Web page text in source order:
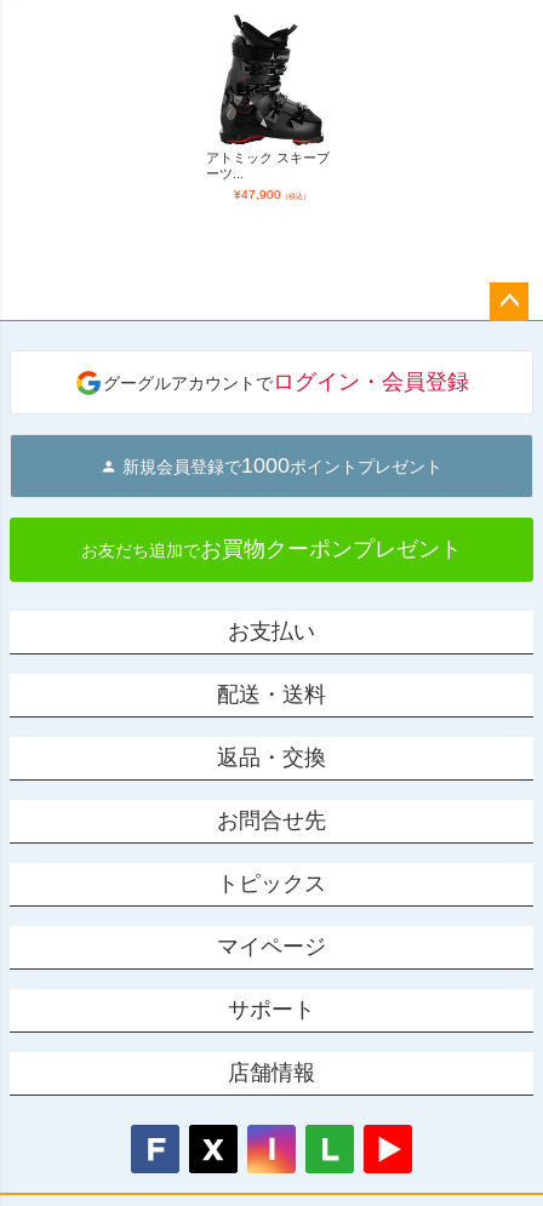
アトミック スキーブ
ーツ...
¥47,900（税込）
へ
グーグルアカウントでログイン・会員登録
新規会員登録で1000ポイントプレゼント
お友だち追加でお買物クーポンプレゼント
お支払い
配送・送料
返品・交換
お問合せ先
トピックス
マイページ
サポート
店舗情報